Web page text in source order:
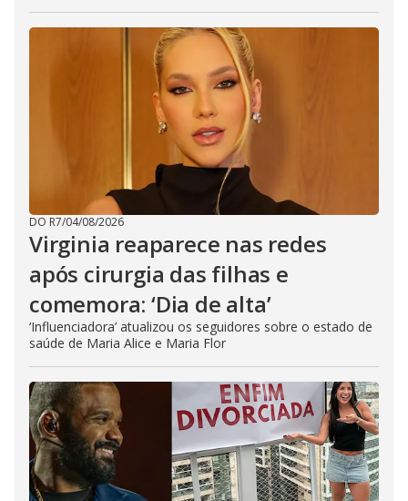
DO R7/04/08/2026
Virginia reaparece nas redes
após cirurgia das filhas e
comemora: ‘Dia de alta’
‘Influenciadora’ atualizou os seguidores sobre o estado de
saúde de Maria Alice e Maria Flor